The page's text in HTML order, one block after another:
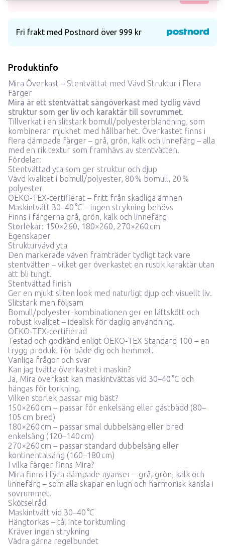
Fri frakt med Postnord över 999 kr
Produktinfo
Mira Överkast – Stentvättat med Vävd Struktur i Flera
Färger
Mira är ett stentvättat sängöverkast med tydlig vävd
struktur som ger liv och karaktär till sovrummet.
Tillverkat i en slitstark bomull/polyesterblandning, som
kombinerar mjukhet med hållbarhet. Överkastet finns i
flera dämpade färger – grå, grön, kalk och linnefärg – alla
med en rik textur som framhävs av stentvätten.
Fördelar:
Stentvättad yta som ger struktur och djup
Vävd kvalitet i bomull/polyester, 80 % bomull, 20 %
polyester
OEKO‑TEX‑certifierat – fritt från skadliga ämnen
Maskintvätt 30–40 °C – ingen strykning behövs
Finns i färgerna grå, grön, kalk och linnefärg
Storlekar: 150×260, 180×260, 270×260 cm
Egenskaper
Strukturvävd yta
Den markerade väven framträder tydligt tack vare
stentvätten – vilket ger överkastet en rustik karaktär utan
att bli tungt.
Stentvättad finish
Ger en mjukt sliten look med naturligt djup och visuellt liv.
Slitstark men följsam
Bomull/polyester-kombinationen ger en lättskött och
robust kvalitet – idealisk för daglig användning.
OEKO‑TEX‑certifierad
Testad och godkänd enligt OEKO‑TEX Standard 100 – en
trygg produkt för både dig och hemmet.
Vanliga frågor och svar
Kan jag tvätta överkastet i maskin?
Ja, Mira överkast kan maskintvättas vid 30–40 °C och
hängas för torkning.
Vilken storlek passar mig bäst?
150×260 cm – passar för enkelsäng eller gästbädd (80–
105 cm bred)
180×260 cm – passar smal dubbelsäng eller bred
enkelsäng (120–140 cm)
270×260 cm – passar standard dubbelsäng eller
kontinentalsäng (160–180 cm)
I vilka färger finns Mira?
Mira finns i fyra dämpade nyanser – grå, grön, kalk och
linnefärg – som alla skapar en lugn och harmonisk känsla i
sovrummet.
Skötselråd
Maskintvätt vid 30–40 °C
Hängtorkas – tål inte torktumling
Kräver ingen strykning
Vädra gärna regelbundet